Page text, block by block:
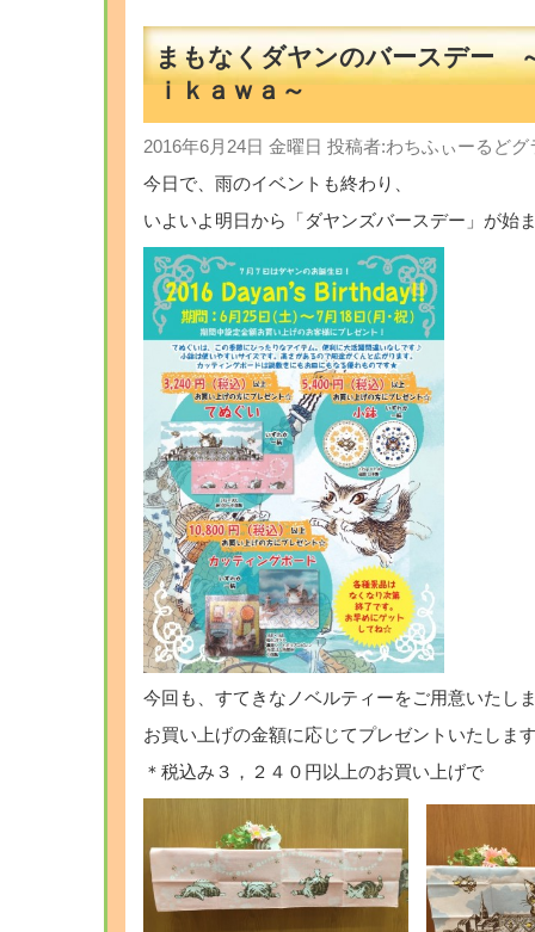
まもなくダヤンのバースデー
ｉｋａｗａ～
2016年6月24日 金曜日 投稿者:わちふぃーるど
今日で、雨のイベントも終わり、
いよいよ明日から「ダヤンズバースデー」が始
今回も、すてきなノベルティーをご用意いたし
お買い上げの金額に応じてプレゼントいたしま
＊税込み３，２４０円以上のお買い上げで